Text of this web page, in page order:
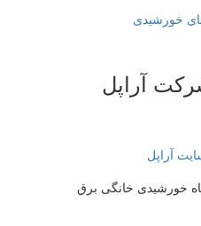
خورشیدی
آراپل
آراپل